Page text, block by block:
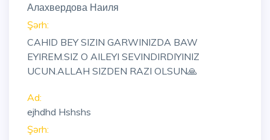
Алахвердова Наиля
Şərh:
CAHID BEY SIZIN GARWINIZDA BAW
EYIREM.SIZ O AILEYI SEVINDIRDIYINIZ
UCUN.ALLAH SIZDEN RAZI OLSUN🙏
Ad:
ejhdhd Hshshs
Şərh: